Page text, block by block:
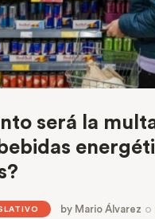
será la
by Mario Álvarez